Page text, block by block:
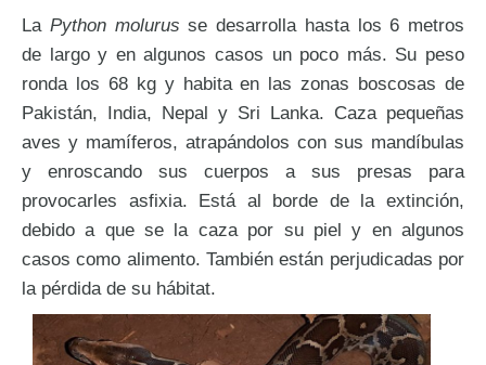
La Python molurusse desarrolla hasta los 6 metros
de largo y en algunos casos un poco más. Su peso
ronda los 68 kg y habita en las zonas boscosas de
Pakistán, India, Nepal y Sri Lanka. Caza pequeñas
aves y mamíferos, atrapándolos con sus mandíbulas
y enroscando sus cuerpos a sus presas para
provocarles asfixia. Está al borde de la extinción,
debido a que se la caza por su piel y en algunos
casos como alimento. También están perjudicadas por
la pérdida de su hábitat.